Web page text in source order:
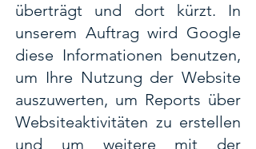
überträgt und dort kürzt. In
unserem Auftrag wird Google
diese Informationen benutzen,
um Ihre Nutzung der Website
auszuwerten, um Reports über
Websiteaktivitäten zu erstellen
und um weitere mit der